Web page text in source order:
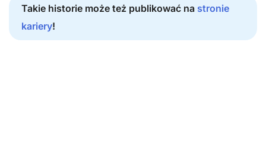
Takie historie może też publikować na stronie
kariery!